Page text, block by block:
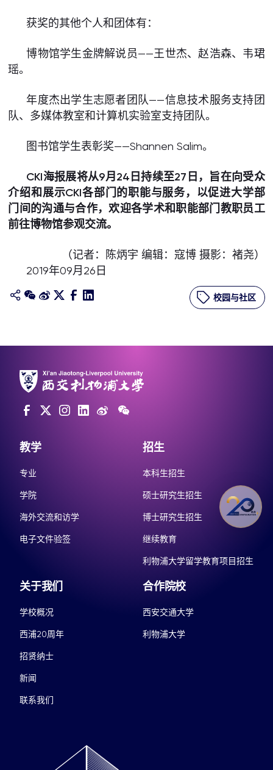
获奖的其他个人和团体有：
博物馆学生金牌解说员——王世杰、赵浩森、韦珺
瑶。
年度杰出学生志愿者团队——信息技术服务支持团
队、多媒体教室和计算机实验室支持团队。
图书馆学生表彰奖——Shannen Salim。
CKI海报展将从9月24日持续至27日，旨在向受众
介绍和展示CKI各部门的职能与服务，以促进大学部
门间的沟通与合作，欢迎各学术和职能部门教职员工
前往博物馆参观交流。
（记者：陈炳宇 编辑：寇博 摄影：褚尧）
2019年09月26日
校园与社区
教学
专业
学院
海外交流和访学
电子文件验签
招生
本科生招生
硕士研究生招生
博士研究生招生
继续教育
利物浦大学留学教育项目招生
关于我们
学校概况
西浦20周年
招贤纳士
新闻
联系我们
合作院校
西安交通大学
利物浦大学